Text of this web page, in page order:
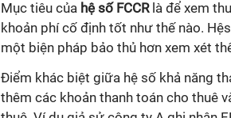
Mục tiêu của hệ số FCCRlà để xem
khoản phí cố định tốt như thế nào.
một biện pháp bảo thủ hơn xem xét
Điểm khác biệt giữa hệ số khả năng
thêm các khoản thanh toán cho thuê